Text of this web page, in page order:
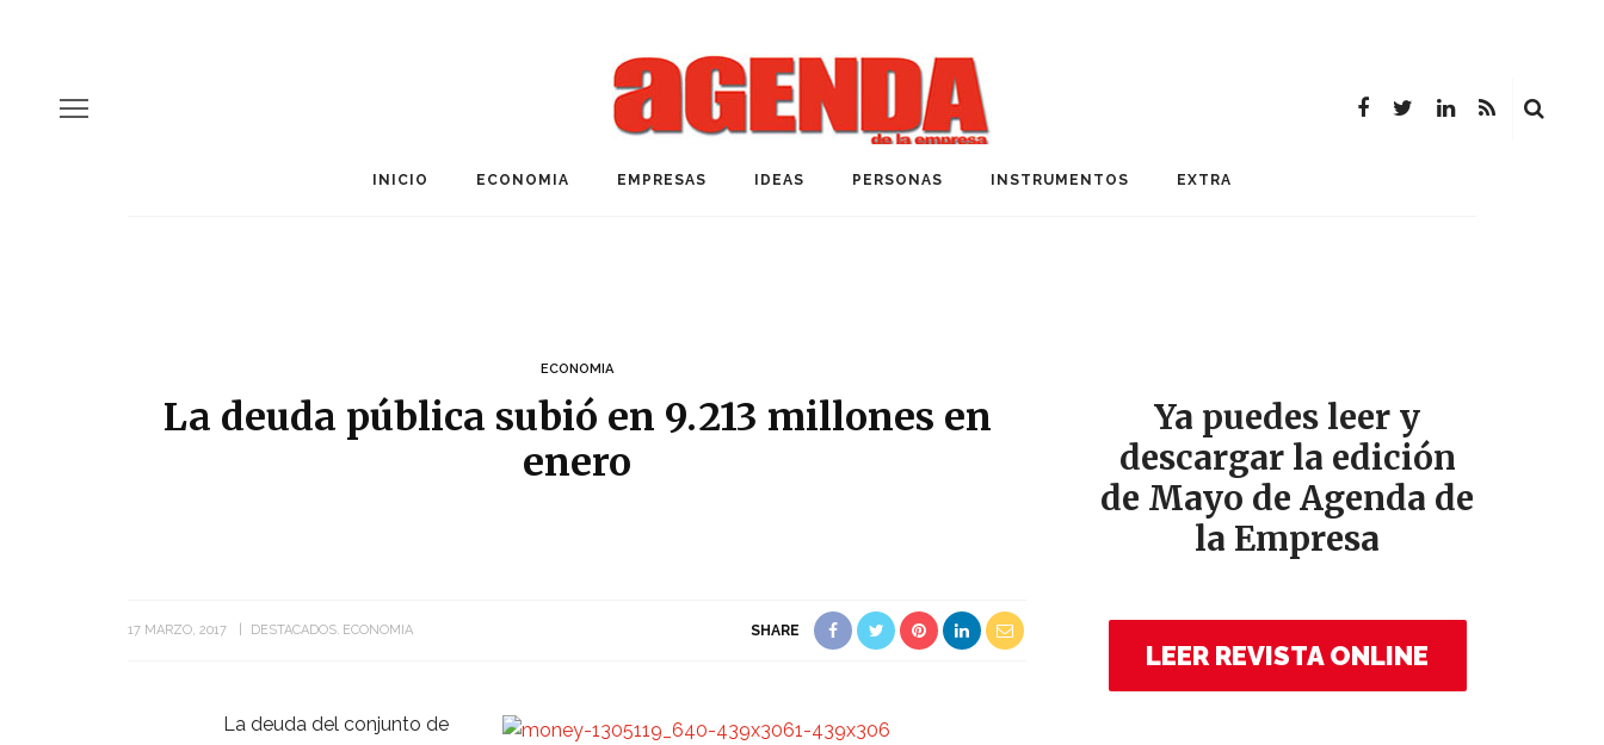
INICIO ECONOMIA EMPRESAS IDEAS PERSONAS INSTRUMENTOS EXTRA
ECONOMIA
La deuda pública subió en 9.213 millones en
enero
17 MARZO, 2017 DESTACADOS ECONOMIA SHARE
La deuda del conjunto de
Ya puedes leer y
descargar la edición
de Mayo de Agenda de
la Empresa
LEER REVISTA ONLINE